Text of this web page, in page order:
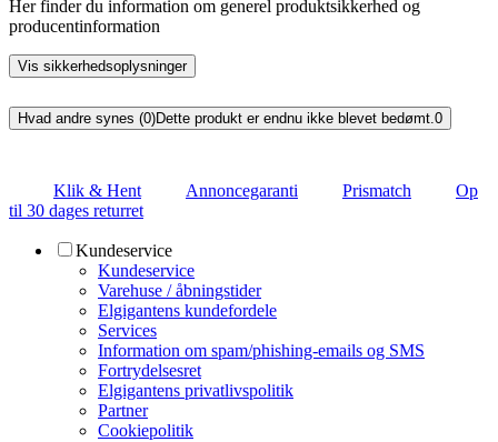
Her finder du information om generel produktsikkerhed og
producentinformation
Vis sikkerhedsoplysninger
Hvad andre synes (0)Dette produkt er endnu ikke blevet bedømt.0
Klik & Hent Annoncegaranti Prismatch
Op
til 30 dages returret
Kundeservice
Kundeservice
Varehuse / åbningstider
Elgigantens kundefordele
Services
Information om spam/phishing-emails og SMS
Fortrydelsesret
Elgigantens privatlivspolitik
Partner
Cookiepolitik